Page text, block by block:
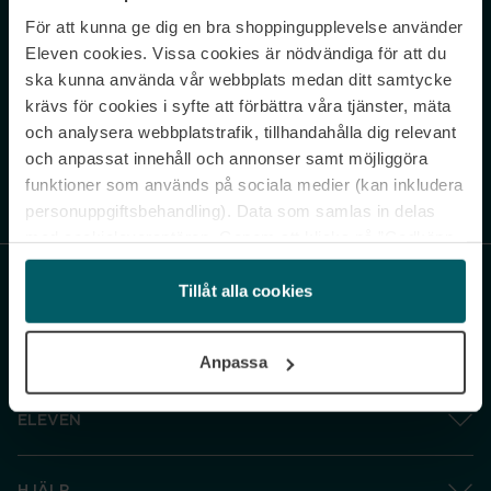
För att kunna ge dig en bra shoppingupplevelse använder
Eleven cookies. Vissa cookies är nödvändiga för att du
ska kunna använda vår webbplats medan ditt samtycke
krävs för cookies i syfte att förbättra våra tjänster, mäta
och analysera webbplatstrafik, tillhandahålla dig relevant
och anpassat innehåll och annonser samt möjliggöra
funktioner som används på sociala medier (kan inkludera
personuppgiftsbehandling). Data som samlas in delas
och gå vidare” accepterar du samtliga cookies medan du
under ”Inställningar” kan anpassa användningen av
cookies. Du kan återkalla ditt samtycke när som helst.
Tillåt alla cookies
Anpassa
Never miss a beat.
Sign up to our newsletter.
Genom att prenumerera accepterar du vår Integritetspolicy. Avprenumerera
ELEVEN